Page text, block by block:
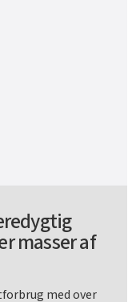
masser af
med over